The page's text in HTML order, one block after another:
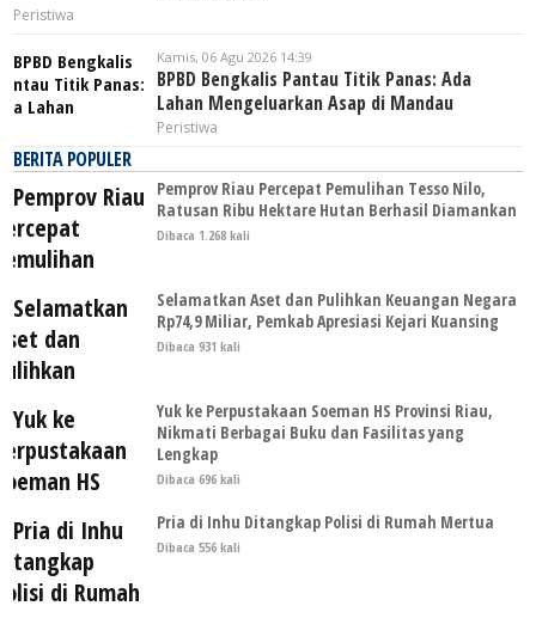
Peristiwa
Kamis, 06 Agu 2026 14:39
BPBD Bengkalis Pantau Titik Panas: Ada
Lahan Mengeluarkan Asap di Mandau
Peristiwa
BERITA POPULER
Pemprov Riau Percepat Pemulihan Tesso Nilo,
Ratusan Ribu Hektare Hutan Berhasil Diamankan
Dibaca 1.268 kali
Selamatkan Aset dan Pulihkan Keuangan Negara
Rp74,9 Miliar, Pemkab Apresiasi Kejari Kuansing
Dibaca 931 kali
Yuk ke Perpustakaan Soeman HS Provinsi Riau,
Nikmati Berbagai Buku dan Fasilitas yang
Lengkap
Dibaca 696 kali
Pria di Inhu Ditangkap Polisi di Rumah Mertua
Dibaca 556 kali